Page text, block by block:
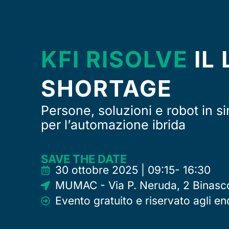
KFI RISOLVE IL
SHORTAGE
Persone, soluzioni e robot in
per l’automazione ibrida
SAVE THE DATE
30 ottobre 2025 | 09:15- 16:30
MUMAC - Via P. Neruda, 2
Evento gratuito e riservato agli